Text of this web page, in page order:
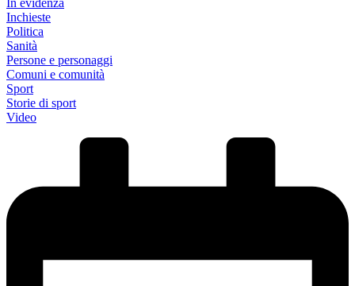
Inchieste
Politica
Sanità
Persone e personaggi
Comuni e comunità
Sport
Storie di sport
Video